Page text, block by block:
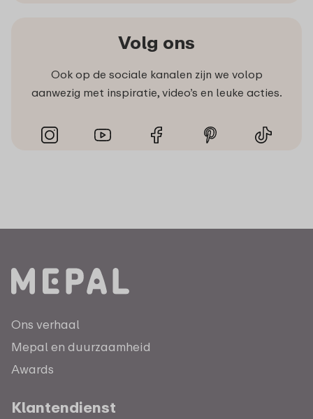
Volg ons
Ook op de sociale kanalen zijn we volop
aanwezig met inspiratie, video’s en leuke acties.
Ons verhaal
Mepal en duurzaamheid
Awards
Klantendienst